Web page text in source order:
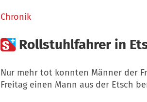
Chronik
 Rollstuhlfahrer in
Nur mehr tot konnten Männer der
Freitag einen Mann aus der Etsch